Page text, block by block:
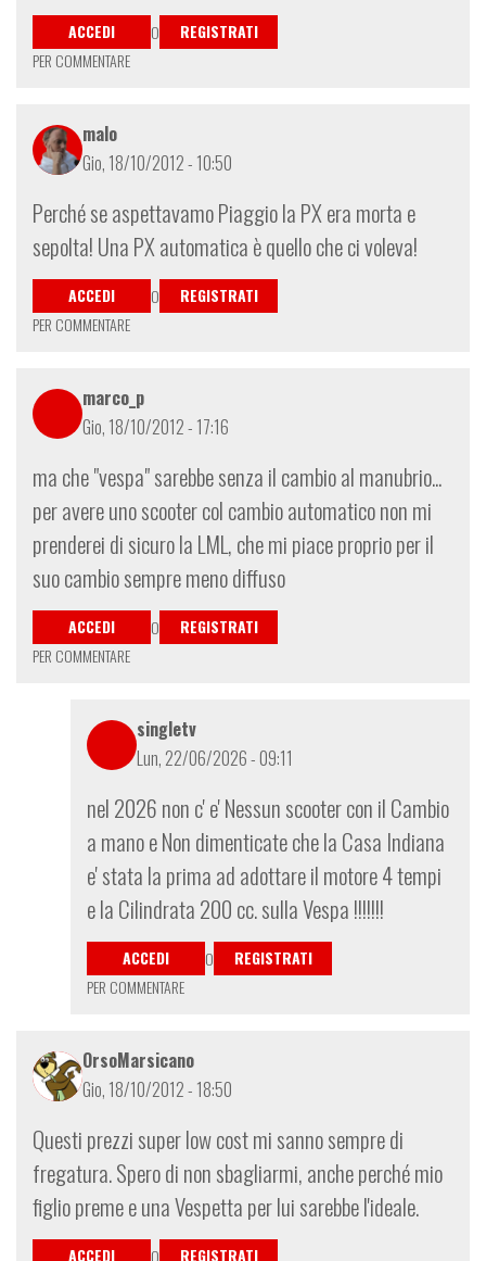
ACCEDI O
REGISTRATI
PER COMMENTARE
malo
Gio, 18/10/2012 - 10:50
Perché se aspettavamo Piaggio la PX era morta e
sepolta! Una PX automatica è quello che ci voleva!
ACCEDI O
REGISTRATI
PER COMMENTARE
marco_p
Gio, 18/10/2012 - 17:16
ma che "vespa" sarebbe senza il cambio al manubrio...
per avere uno scooter col cambio automatico non mi
prenderei di sicuro la LML, che mi piace proprio per il
suo cambio sempre meno diffuso
ACCEDI O
REGISTRATI
PER COMMENTARE
singletv
Lun, 22/06/2026 - 09:11
In
a
ma
che
sarebbe
se
nel 2026 non c' e' Nessun scooter con il Cambio
a mano e Non dimenticate che la Casa Indiana
e' stata la prima ad adottare il motore 4 tempi
e la Cilindrata 200 cc. sulla Vespa !!!!!!!
ACCEDI O
REGISTRATI
PER COMMENTARE
OrsoMarsicano
Gio, 18/10/2012 - 18:50
Questi prezzi super low cost mi sanno sempre di
fregatura. Spero di non sbagliarmi, anche perché mio
figlio preme e una Vespetta per lui sarebbe l'ideale.
ACCEDI O REGISTRATI